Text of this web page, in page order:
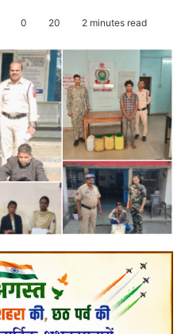
0 20 2 minutes read